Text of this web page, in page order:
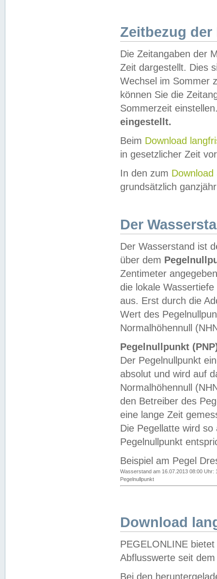
Zeitbezug der
Die Zeitangaben der
Zeit dargestellt. Dies
Wechsel im Sommer
können Sie die
Sommerzeit
eingestellt.
Beim Download
in gesetzlicher Zeit
In den zum Download
grundsätzlich
Der
Der Wasserstand ist
über dem
Zentimeter
die lokale
aus. Erst durch die
Wert des
Normalhöhennull
Pegelnullpunkt
Der Pegelnullpunkt
absolut und wird auf
Normalhöhennull
den Betreiber des
eine lange Zeit
Die Pegellatte wird
Pegelnullpunkt
Beispiel am Pegel
Wasserstand am 16.07.2013 08:00 Uhr:
Pegelnullpunkt
Download
PEGELONLINE
Abflusswerte seit
Bei den